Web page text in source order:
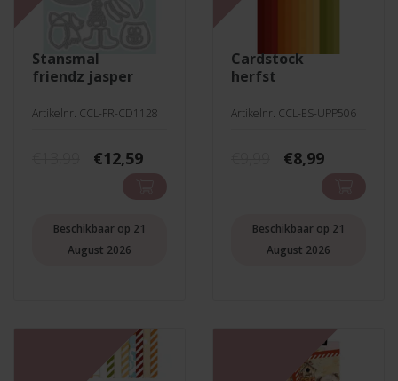
stansmal
friendz jasper
Artikelnr. CCL-FR-CD1128
Oorspronkelijke
prijs
was:
€13,99.
€12,59Huidige
prijs
is:
€12,59.
Beschikbaar op 21
August 2026
cardstock
herfst
Artikelnr. CCL-ES-UPP506
€9,99.
€8,99Huidige
prijs
is:
€8,99.
Beschikbaar op 21
August 2026